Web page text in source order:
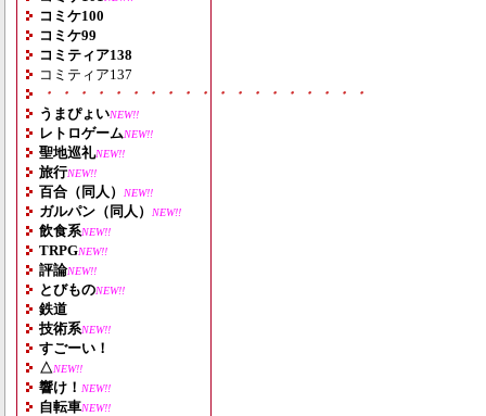
コミケ100
コミケ99
コミティア138
コミティア137
・・・・・・・・・・・・・・・・・・・
うまぴょいNEW!!
レトロゲームNEW!!
聖地巡礼NEW!!
旅行NEW!!
百合（同人） NEW!!
ガルパン（同人） NEW!!
飲食系NEW!!
TRPGNEW!!
評論NEW!!
とびものNEW!!
鉄道
技術系NEW!!
すごーい！
△NEW!!
響け！ NEW!!
自転車NEW!!